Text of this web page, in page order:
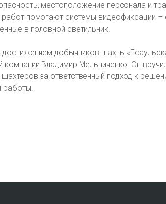
местоположение персонала и
помогают системы видеофиксации
в головной светильник.
добычников шахты
компании Владимир Мельниченко. Он
за ответственный подход к
работы.